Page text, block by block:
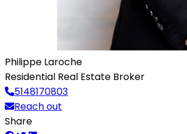
Philippe Laroche
Residential Real Estate Broker
5148170803
Reach out
Share